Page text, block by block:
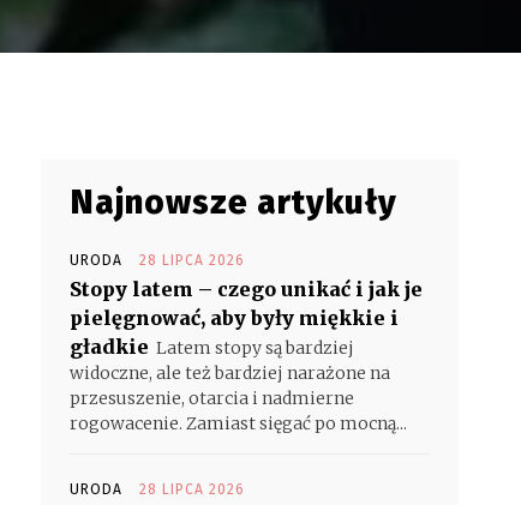
Najnowsze artykuły
URODA 28 LIPCA 2026
Stopy latem – czego unikać i jak je
pielęgnować, aby były miękkie i
gładkie Latem stopy są bardziej
widoczne, ale też bardziej narażone na
przesuszenie, otarcia i nadmierne
rogowacenie. Zamiast sięgać po mocną...
URODA 28 LIPCA 2026